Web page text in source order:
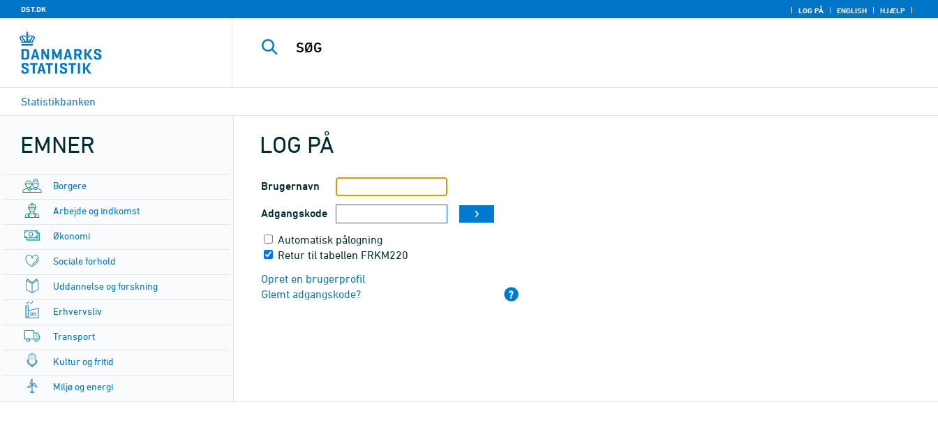
DST.DK LOG PÅ ENGLISH HJÆLP
Statistikbanken
EMNER
Borgere
Arbejde og indkomst
Økonomi
Sociale forhold
Uddannelse og forskning
Erhvervsliv
Transport
Kultur og fritid
Miljø og energi
LOG PÅ
Brugernavn
Adgangskode
Automatisk pålogning
Retur til tabellen FRKM220
Opret en brugerprofil
Glemt adgangskode?